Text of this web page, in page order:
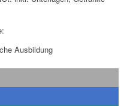
Ausbildung